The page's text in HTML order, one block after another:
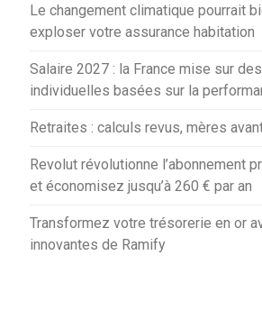
Le changement climatique pourrait
exploser votre assurance habitation
Salaire 2027 : la France mise sur
individuelles basées sur la
Retraites : calculs revus, mères
Revolut révolutionne l’abonnement
et économisez jusqu’à 260 € par an
Transformez votre trésorerie en or
innovantes de Ramify